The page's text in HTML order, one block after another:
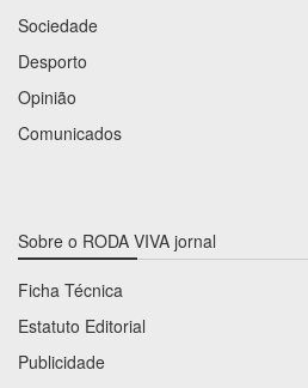
Sociedade
Desporto
Opinião
Comunicados
Sobre o RODA VIVA jornal
Ficha Técnica
Estatuto Editorial
Publicidade